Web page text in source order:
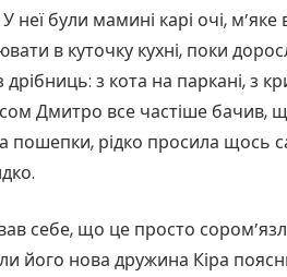
неї були мамині карі очі,
в куточку кухні, поки
дрібниць: з кота на паркані, з
Дмитро все частіше
пошепки, рідко просила щось
себе, що це просто
його нова дружина Кіра